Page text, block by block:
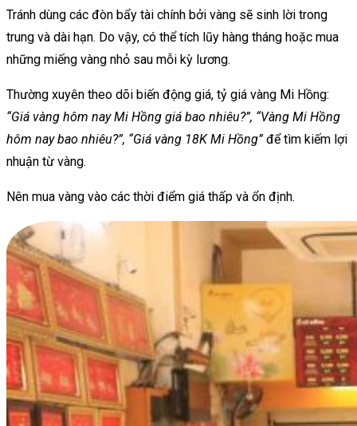
Tránh dùng các đòn bẩy tài chính bởi vàng sẽ sinh lời trong
trung và dài hạn. Do vậy, có thể tích lũy hàng tháng hoặc mua
những miếng vàng nhỏ sau mỗi kỳ lương.
Thường xuyên theo dõi biến động giá, tỷ giá vàng Mi Hồng:
“Giá vàng hôm nay Mi Hồng giá bao nhiêu?”, “Vàng Mi Hồng
hôm nay bao nhiêu?”, “Giá vàng 18K Mi Hồng”để tìm kiếm lợi
nhuận từ vàng.
Nên mua vàng vào các thời điểm giá thấp và ổn định.